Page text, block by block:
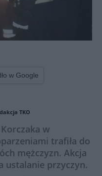
w Google
TKO
w
trafiła do
mężczyzn. Akcja
ustalanie przyczyn.